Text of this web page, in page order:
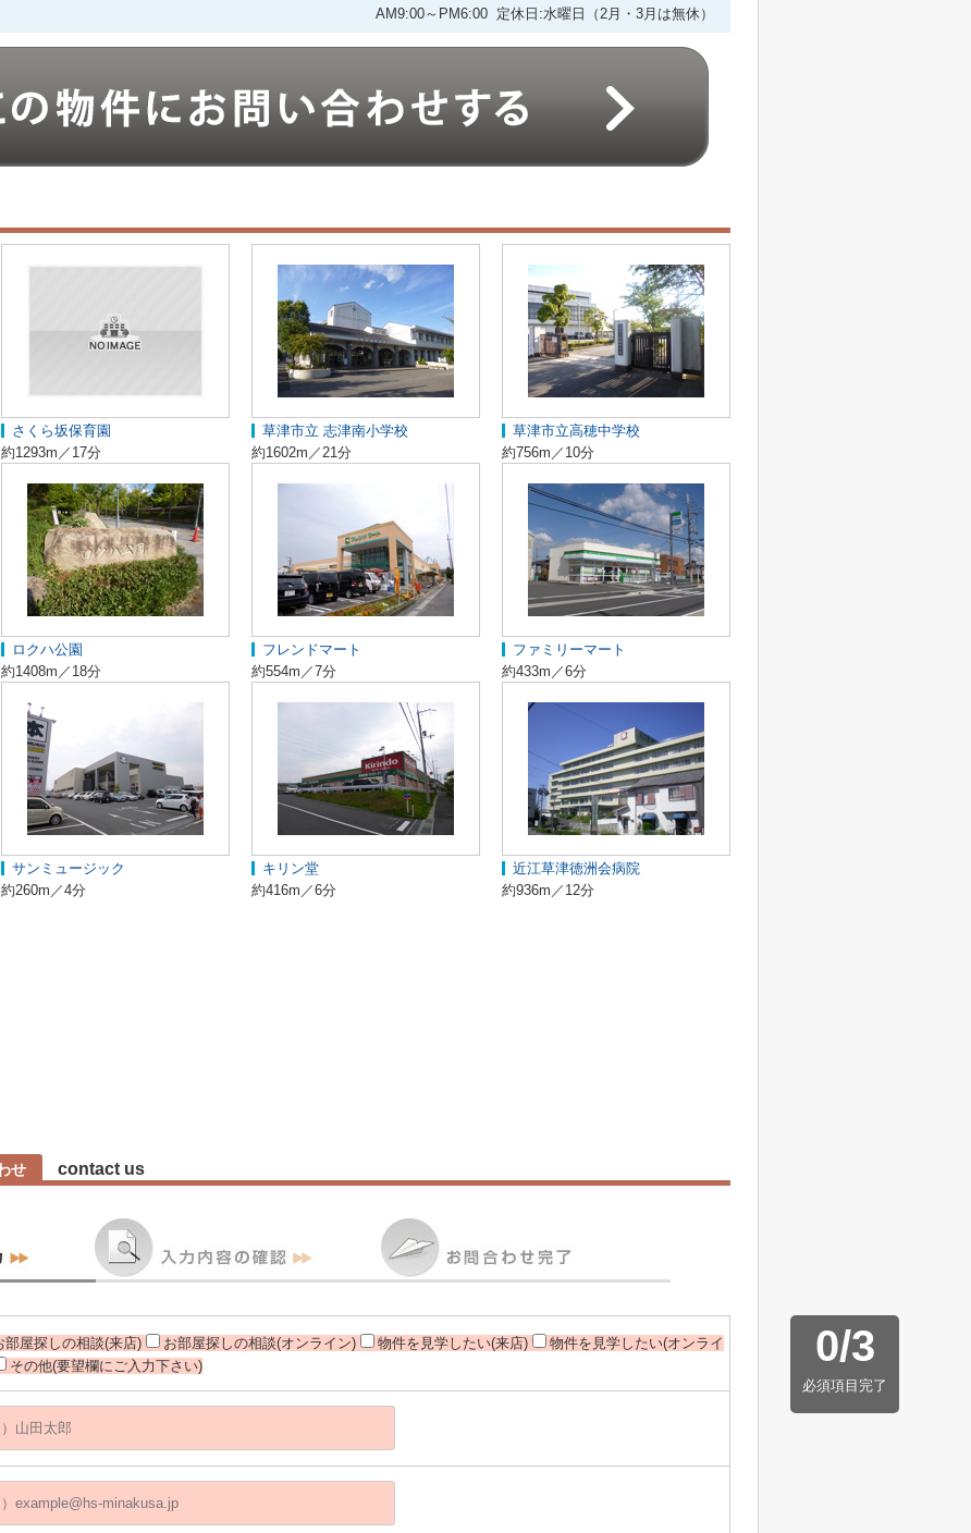
AM9:00～PM6:00 定休日:水曜日（2月・3月は無休）
さくら坂保育園
約1293m／17分
草津市立 志津南小学校
約1602m／21分
草津市立高穂中学校
約756m／10分
ロクハ公園
約1408m／18分
フレンドマート
約554m／7分
ファミリーマート
約433m／6分
サンミュージック
約260m／4分
キリン堂
約416m／6分
近江草津徳洲会病院
約936m／12分
せ contact us
0/3
必須項目完了
部屋探しの相談(来店) お部屋探しの相談(オンライン) 物件を見学したい(来店)
物件を見学したい(オンライ
その他(要望欄にご入力下さい)